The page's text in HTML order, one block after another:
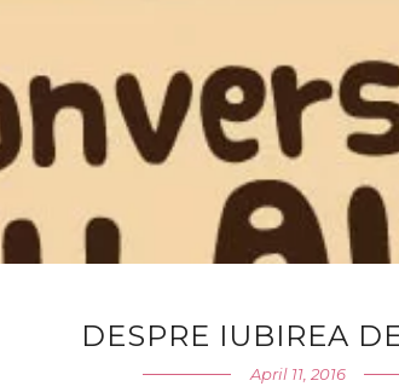
DESPRE IUBIREA
April 11, 2016